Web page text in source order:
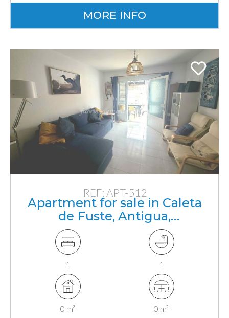
MORE INFO
REF: APT-512
Apartment for sale in Caleta
de Fuste, Antigua,
Fuerteventura, Canarias
1 1
0 m² 0 m²